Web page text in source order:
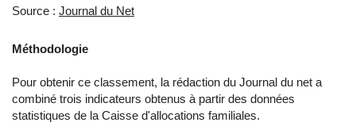
Source : Journal du Net
Méthodologie
Pour obtenir ce classement, la rédaction du Journal du net a
combiné trois indicateurs obtenus à partir des données
statistiques de la Caisse d'allocations familiales.